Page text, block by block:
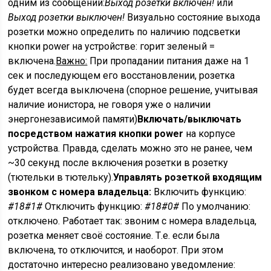
одним из сообщений:Выход розетки включен! или
Выход розетки выключен! Визуально состояние выхода
розетки можно определить по наличию подсветки
кнопки power на устройстве: горит зеленый =
включена.Важно: При пропадании питания даже на 1
сек и последующем его восстановлении, розетка
будет всегда выключена (спорное решение, учитывая
наличие ионистора, не говоря уже о наличии
энергонезависимой памяти)Включать/выключать
посредством нажатия кнопки power на корпусе
устройства. Правда, сделать можно это не ранее, чем
~30 секунд после включения розетки в розетку
(тютельки в тютельку).Управлять розеткой входящим
звонком с номера владельца: Включить функцию:
#18#1# Отключить функцию:#18#0# По умолчанию:
отключено. Работает так: звоним с номера владельца,
розетка меняет своё состояние. Т.е. если была
включена, то отключится, и наоборот. При этом
достаточно интересно реализовано уведомление: